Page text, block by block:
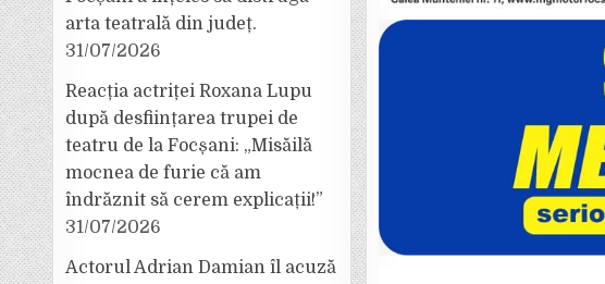
arta teatrală din județ.
31/07/2026
Reacția actriței Roxana Lupu
după desființarea trupei de
teatru de la Focșani: „Misăilă
mocnea de furie că am
îndrăznit să cerem explicații!”
31/07/2026
Actorul Adrian Damian îl acuză